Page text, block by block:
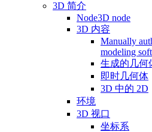
3D 简介
Node3D node
3D 内容
Manually
modeling
生成的几何
即时几何体
3D 中的 2D
环境
3D 视口
坐标系